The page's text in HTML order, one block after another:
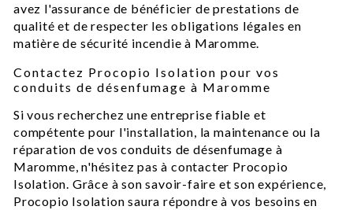
avez l'assurance de bénéficier de prestations de
qualité et de respecter les obligations légales en
matière de sécurité incendie à Maromme.
Contactez Procopio Isolation pour vos
conduits de désenfumage à Maromme
Si vous recherchez une entreprise fiable et
compétente pour l'installation, la maintenance ou la
réparation de vos conduits de désenfumage à
Maromme, n'hésitez pas à contacter Procopio
Isolation. Grâce à son savoir-faire et son expérience,
Procopio Isolation saura répondre à vos besoins en